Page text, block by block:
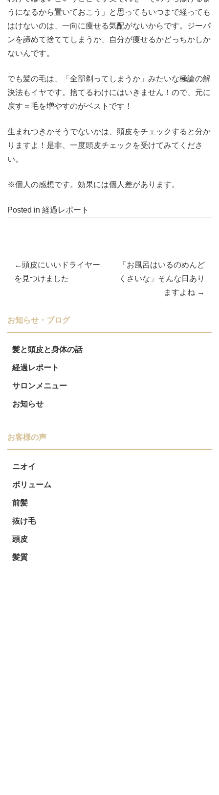
うになるから置いておこう」と思ってもいつまで経っても
はけないのは、一向に痩せる気配がないからです。ジーパ
ンを諦めて捨ててしまうか、自分が痩せるかどっちかしか
ないんです。
でも髪の毛は、「全部剃ってしまうか」みたいな極論の解
決法もイヤです。捨てるわけにはいきません！ので、元に
戻す＝毛を増やすのがベストです！
生まれつきかそうでないかは、頭皮をチェックすると分か
りますよ！是非、一度頭皮チェックを受けてみてくださ
い。
※個人の感想です。効果には個人差があります。
Posted in 経過レポート
投
ナ
ゲ
ー
シ
ン
頭皮にいいドライヤー
を見つけました
「お風呂はいるのめんど
くさいな」そんな日あり
ますよね
お知らせ・ブログ
髪と頭皮と身体の話
経過レポート
サロンメニュー
お知らせ
お客様の声
ニオイ
ボリューム
前髪
抜け毛
頭皮
髪質